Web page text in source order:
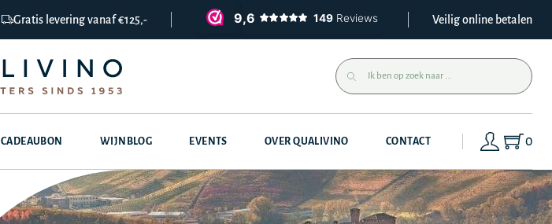
Gratis levering vanaf €125,- Veilig online betalen
CADEAUBON WIJNBLOG EVENTS OVER QUALIVINO CONTACT 0